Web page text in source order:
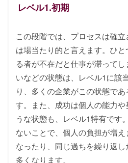
レベル1.初期
この段階では、プロセスは確
は場当たり的と言えます。ひ
る者が不在だと仕事が滞って
いなどの状態は、レベル1に該
り、多くの企業がこの状態で
す。また、成功は個人の能力
うな状態も、レベル1特有です
ないことで、個人の負担が増え
なったり、同じ過ちを繰り返
多くなります。